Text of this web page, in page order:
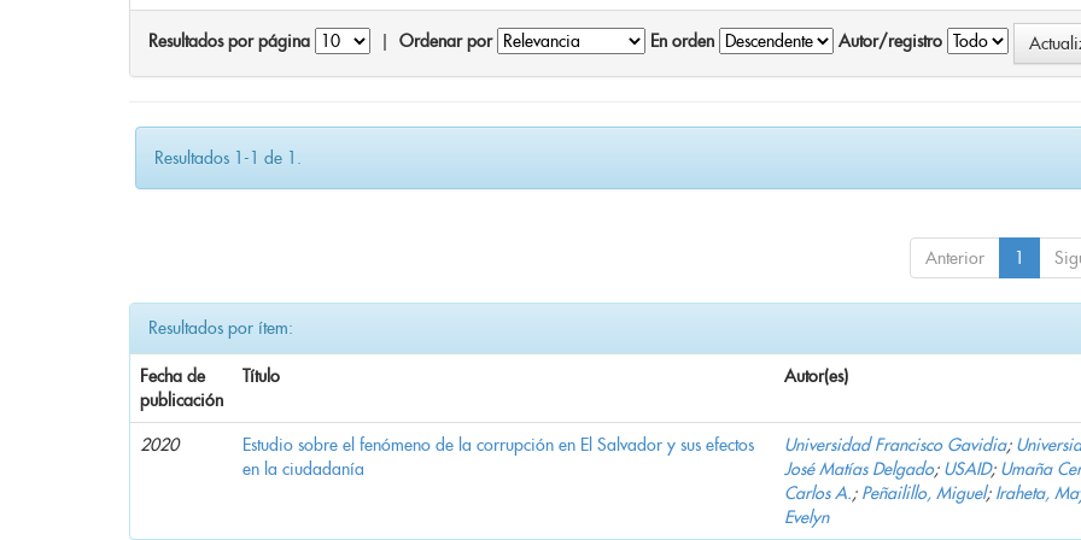
Resultados por página Ordenar por En orden Autor/registro
Resultados 1-1 de 1.
Anterior 1
Resultados por ítem:
Fecha de
publicación
Título Autor(es)
2020
Estudio sobre el fenómeno de la corrupción en El Salvador y sus efectos
en la ciudadanía
Universidad Francisco Gavidia;
José Matías Delgado; USAID; Umaña
Carlos A.; Peñailillo, Miguel; Iraheta,
Evelyn